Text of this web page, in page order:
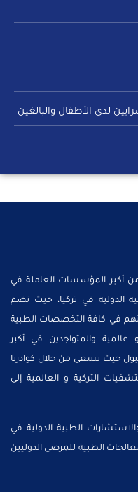
لدى الأطفال والبالغين
أكبر المؤسسات العاملة في
الدولية في تركيا، حيث تضم
في كافة التخصصات الطبية
والمتواجدين في أكبر
حيث نسعى من خلال كوادرنا
التركية و العالمية إلى
الطبية الدولية في
الطبية للمرضى الدوليين